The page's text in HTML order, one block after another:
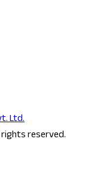
Ltd.
rights reserved.